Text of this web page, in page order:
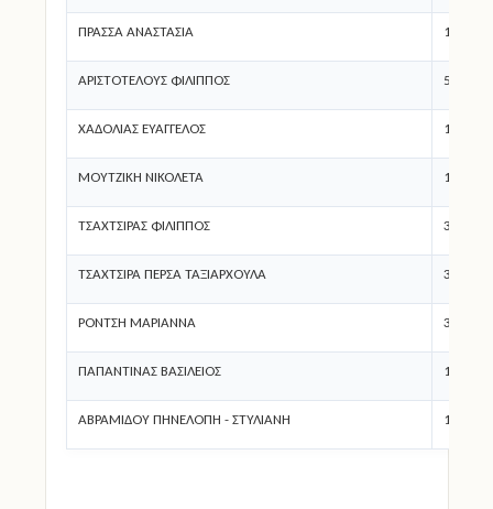
ΠΡΑΣΣΑ ΑΝΑΣΤΑΣΙΑ 1ο
ΑΡΙΣΤΟΤΕΛΟΥΣ ΦΙΛΙΠΠΟΣ 5ο Δ.Σ.
ΧΑΔΟΛΙΑΣ ΕΥΑΓΓΕΛΟΣ 1ο
ΜΟΥΤΖΙΚΗ ΝΙΚΟΛΕΤΑ 1ο
ΤΣΑΧΤΣΙΡΑΣ ΦΙΛΙΠΠΟΣ 3ο Δ.Σ.
ΤΣΑΧΤΣΙΡΑ ΠΕΡΣΑ ΤΑΞΙΑΡΧΟΥΛΑ 3ο Δ.Σ.
ΡΟΝΤΣΗ ΜΑΡΙΑΝΝΑ 3ο Δ.Σ.
ΠΑΠΑΝΤΙΝΑΣ ΒΑΣΙΛΕΙΟΣ 1ο Δ.Σ.
ΑΒΡΑΜΙΔΟΥ ΠΗΝΕΛΟΠΗ - ΣΤΥΛΙΑΝΗ 1ο Δ.Σ.